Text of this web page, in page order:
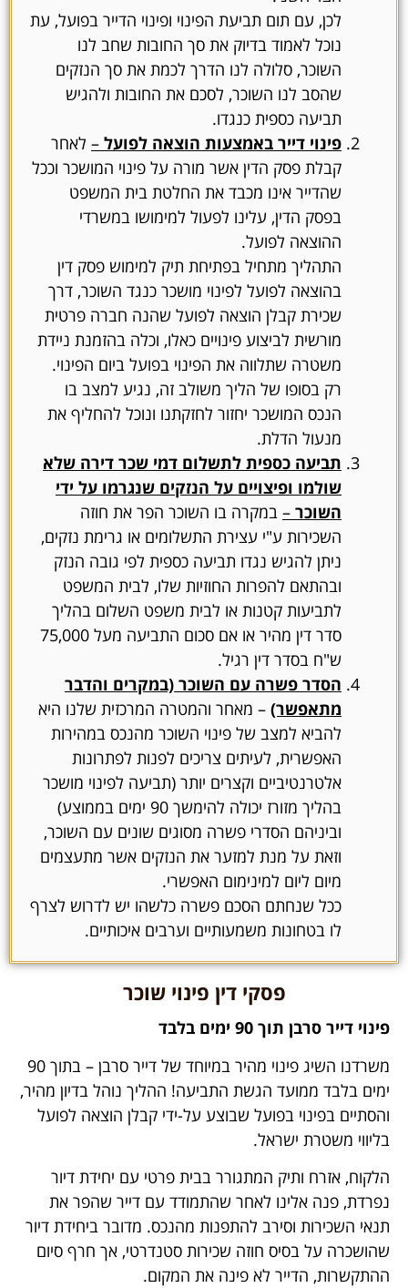
לכן, עם תום תביעת הפינוי ופינוי הדייר בפועל, עת
נוכל לאמוד בדיוק את סך החובות שחב לנו
השוכר, סלולה לנו הדרך לכמת את סך הנזקים
שהסב לנו השוכר, לסכם את החובות ולהגיש
תביעה כספית כנגדו.
פינוי דייר באמצעות הוצאה לפועל – לאחר
קבלת פסק הדין אשר מורה על פינוי המושכר וככל
שהדייר אינו מכבד את החלטת בית המשפט
בפסק הדין, עלינו לפעול למימושו במשרדי
ההוצאה לפועל.
התהליך מתחיל בפתיחת תיק למימוש פסק דין
בהוצאה לפועל לפינוי מושכר כנגד השוכר, דרך
שכירת קבלן הוצאה לפועל שהנה חברה פרטית
מורשית לביצוע פינויים כאלו, וכלה בהזמנת ניידת
משטרה שתלווה את הפינוי בפועל ביום הפינוי.
רק בסופו של הליך משולב זה, נגיע למצב בו
הנכס המושכר יחזור לחזקתנו ונוכל להחליף את
מנעול הדלת.
תביעה כספית לתשלום דמי שכר דירה שלא
שולמו ופיצויים על הנזקים שנגרמו על ידי
השוכר – במקרה בו השוכר הפר את חוזה
השכירות ע"י עצירת התשלומים או גרימת נזקים,
ניתן להגיש נגדו תביעה כספית לפי גובה הנזק
ובהתאם להפרות החוזיות שלו, לבית המשפט
לתביעות קטנות או לבית משפט השלום בהליך
סדר דין מהיר או אם סכום התביעה מעל 75,000
ש"ח בסדר דין רגיל.
הסדר פשרה עם השוכר (במקרים והדבר
מתאפשר) – מאחר והמטרה המרכזית שלנו היא
להביא למצב של פינוי השוכר מהנכס במהירות
האפשרית, לעיתים צריכים לפנות לפתרונות
אלטרנטיביים וקצרים יותר (תביעה לפינוי מושכר
בהליך מזורז יכולה להימשך 90 ימים בממוצע)
וביניהם הסדרי פשרה מסוגים שונים עם השוכר,
וזאת על מנת למזער את הנזקים אשר מתעצמים
מיום ליום למינימום האפשרי.
ככל שנחתם הסכם פשרה כלשהו יש לדרוש לצרף
לו בטחונות משמעותיים וערבים איכותיים.
פסקי דין פינוי שוכר
פינוי דייר סרבן תוך 90 ימים בלבד
משרדנו השיג פינוי מהיר במיוחד של דייר סרבן – בתוך 90
ימים בלבד ממועד הגשת התביעה! ההליך נוהל בדיון מהיר,
והסתיים בפינוי בפועל שבוצע על-ידי קבלן הוצאה לפועל
בליווי משטרת ישראל.
הלקוח, אזרח ותיק המתגורר בבית פרטי עם יחידת דיור
נפרדת, פנה אלינו לאחר שהתמודד עם דייר שהפר את
תנאי השכירות וסירב להתפנות מהנכס. מדובר ביחידת דיור
שהושכרה על בסיס חוזה שכירות סטנדרטי, אך חרף סיום
ההתקשרות, הדייר לא פינה את המקום.